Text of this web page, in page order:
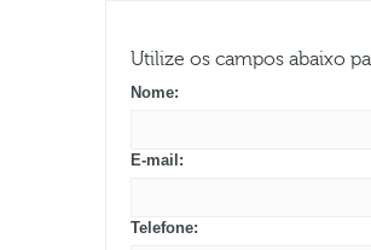
Utilize os campos abaixo
Nome:
E-mail:
Telefone: